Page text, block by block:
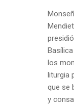
los
liturgia
que se
y